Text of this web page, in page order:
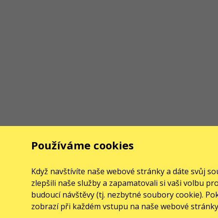
Používáme cookies
Když navštívíte naše webové stránky a dáte svůj
zlepšili naše služby a zapamatovali si vaši volbu
budoucí návštěvy (tj. nezbytné soubory cookie).
zobrazí při každém vstupu na naše webové